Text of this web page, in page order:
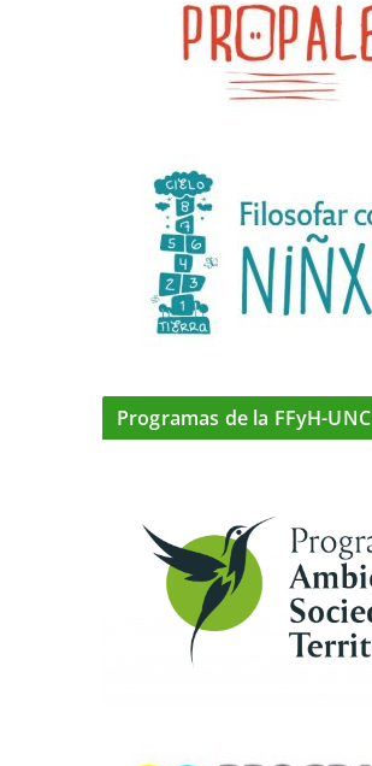
Programas de la FFyH-UNC